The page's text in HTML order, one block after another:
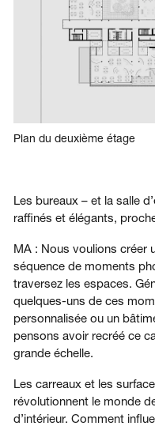
Plan du deuxième étage
Les bureaux – et la salle
raffinés et élégants,
MA : Nous voulions créer
séquence de moments
traversez les espaces.
quelques-uns de ces
personnalisée ou un
pensons avoir recréé ce
grande échelle.
Les carreaux et les
révolutionnent le monde
d’intérieur. Comment